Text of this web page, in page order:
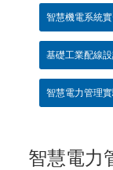
智慧機電系統
基礎工業配線
智慧電力管理
智慧電力